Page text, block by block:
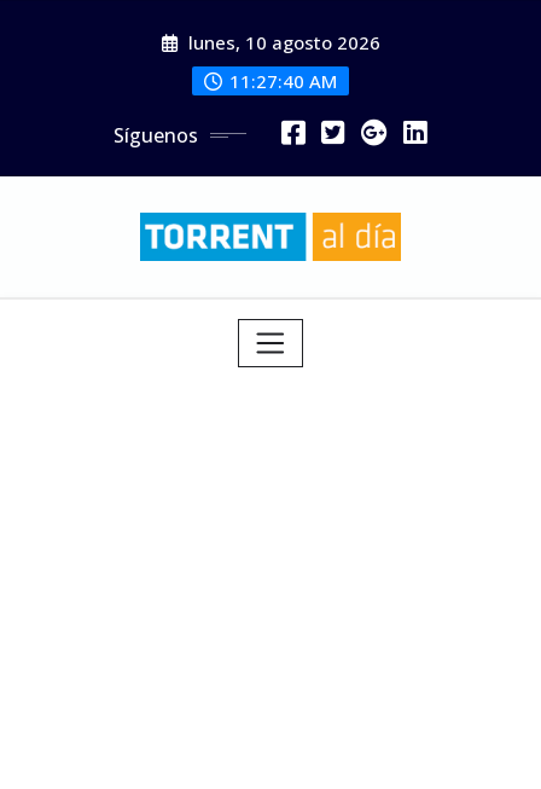
lunes, 10 agosto 2026
11:27:42 AM
Síguenos